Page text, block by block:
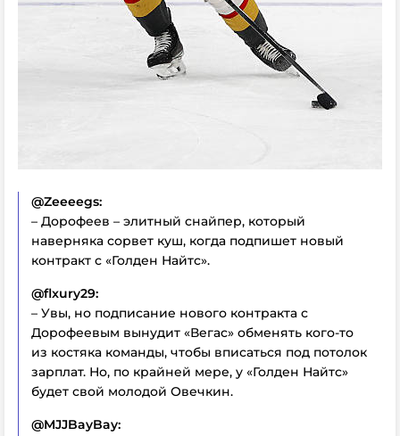
@Zeeeegs:
– Дорофеев – элитный снайпер, который
наверняка сорвет куш, когда подпишет новый
контракт с «Голден Найтс».
@flxury29:
– Увы, но подписание нового контракта с
Дорофеевым вынудит «Вегас» обменять кого-то
из костяка команды, чтобы вписаться под потолок
зарплат. Но, по крайней мере, у «Голден Найтс»
будет свой молодой Овечкин.
@MJJBayBay: